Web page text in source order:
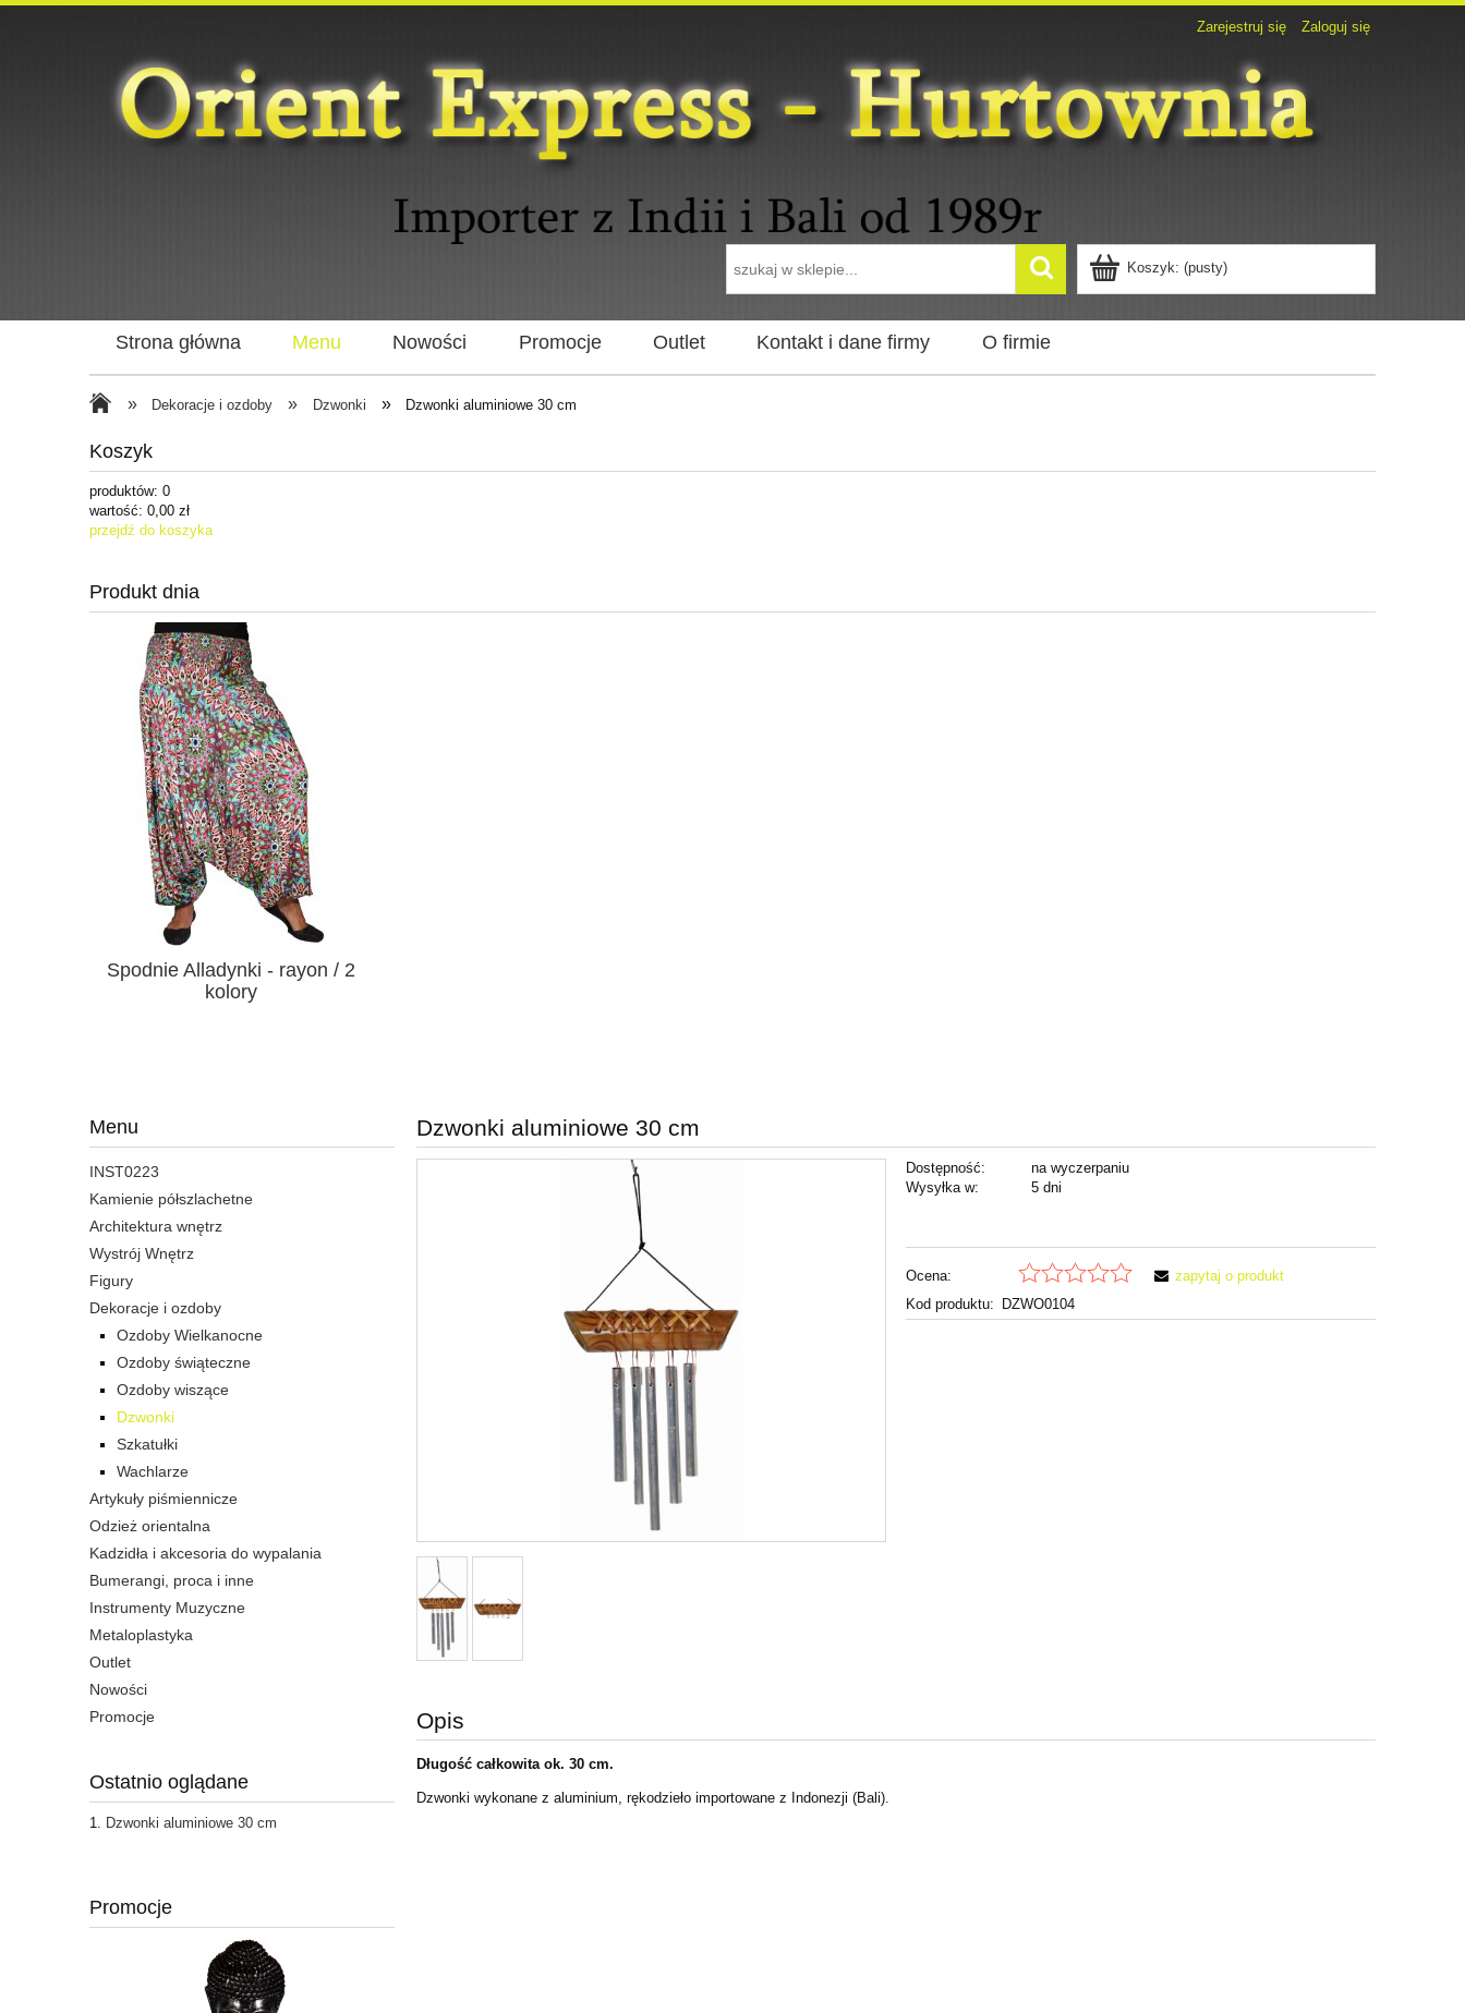
Zarejestruj się Zaloguj się
Koszyk: (pusty)
Strona główna Menu Nowości Promocje Outlet Kontakt i dane firmy O firmie
» Dekoracje i ozdoby » Dzwonki » Dzwonki aluminiowe 30 cm
Koszyk
produktów: 0
wartość: 0,00 zł
przejdź do koszyka
Produkt dnia
Spodnie Alladynki - rayon / 2
kolory
Menu
INST0223
Kamienie półszlachetne
Architektura wnętrz
Wystrój Wnętrz
Figury
Dekoracje i ozdoby
Ozdoby Wielkanocne
Ozdoby świąteczne
Ozdoby wiszące
Dzwonki
Szkatułki
Wachlarze
Artykuły piśmiennicze
Odzież orientalna
Kadzidła i akcesoria do wypalania
Bumerangi, proca i inne
Instrumenty Muzyczne
Metaloplastyka
Outlet
Nowości
Promocje
Ostatnio oglądane
Dzwonki aluminiowe 30 cm
Promocje
Dzwonki aluminiowe 30 cm
Dostępność:
na wyczerpaniu
Wysyłka w:
5 dni
Ocena:
Kod produktu:
DZWO0104
zapytaj o produkt
Opis
Długość całkowita ok. 30 cm.
Dzwonki wykonane z aluminium, rękodzieło importowane z Indonezji (Bali).